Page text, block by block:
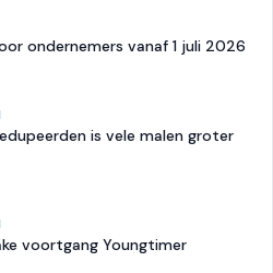
ondernemers vanaf 1 juli 2026
is vele malen groter
voortgang Youngtimer